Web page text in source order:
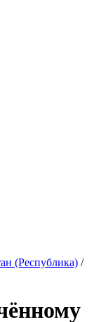
(Республика) /